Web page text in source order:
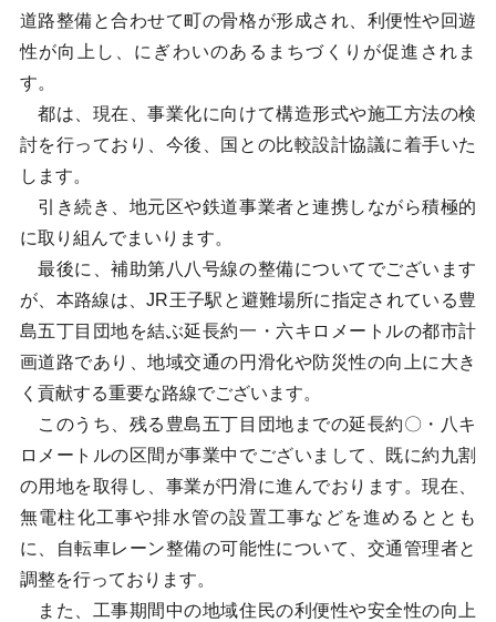
道路整備と合わせて町の骨格が形成され、利便性や回遊
性が向上し、にぎわいのあるまちづくりが促進されま
す。
都は、現在、事業化に向けて構造形式や施工方法の検
討を行っており、今後、国との比較設計協議に着手いた
します。
引き続き、地元区や鉄道事業者と連携しながら積極的
に取り組んでまいります。
最後に、補助第八八号線の整備についてでございます
が、本路線は、JR王子駅と避難場所に指定されている豊
島五丁目団地を結ぶ延長約一・六キロメートルの都市計
画道路であり、地域交通の円滑化や防災性の向上に大き
く貢献する重要な路線でございます。
このうち、残る豊島五丁目団地までの延長約〇・八キ
ロメートルの区間が事業中でございまして、既に約九割
の用地を取得し、事業が円滑に進んでおります。現在、
無電柱化工事や排水管の設置工事などを進めるととも
に、自転車レーン整備の可能性について、交通管理者と
調整を行っております。
また、工事期間中の地域住民の利便性や安全性の向上